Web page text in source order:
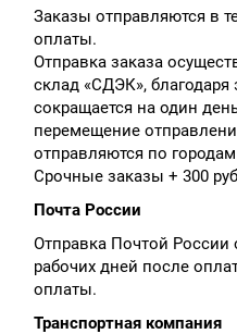
Заказы отправляются в
оплаты.
Отправка заказа
склад «СДЭК»,
сокращается на один
перемещение
отправляются по
Срочные заказы + 300
Почта России
Отправка Почтой России
рабочих дней после
оплаты.
Транспортная компания